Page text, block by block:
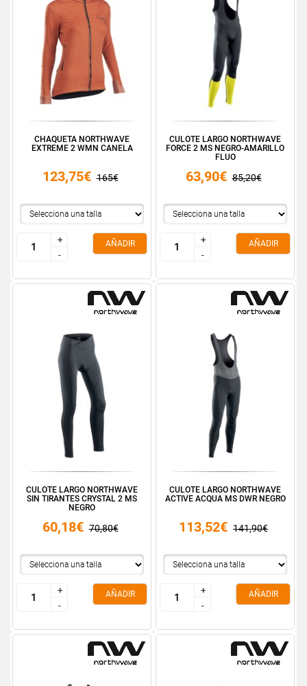
CHAQUETA NORTHWAVE
EXTREME 2 WMN CANELA
123,75€ 165€
+
-
+
-
AÑADIR
CULOTE LARGO NORTHWAVE
FORCE 2 MS NEGRO-AMARILLO
FLUO
63,90€ 85,20€
+
-
+
-
AÑADIR
CULOTE LARGO NORTHWAVE
SIN TIRANTES CRYSTAL 2 MS
NEGRO
60,18€ 70,80€
+
-
+
-
AÑADIR
CULOTE LARGO NORTHWAVE
ACTIVE ACQUA MS DWR NEGRO
113,52€ 141,90€
+
-
+
-
AÑADIR